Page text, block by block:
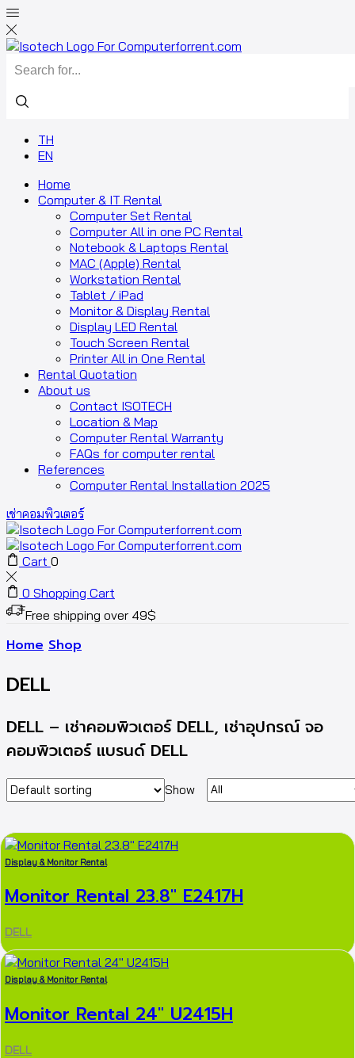
Search
TH
EN
Home
Computer & IT Rental
Computer Set Rental
Computer All in one PC Rental
Notebook & Laptops Rental
MAC (Apple) Rental
Workstation Rental
Tablet / iPad
Monitor & Display Rental
Display LED Rental
Touch Screen Rental
Printer All in One Rental
Rental Quotation
About us
Contact ISOTECH
Location & Map
Computer Rental Warranty
FAQs for computer rental
References
Computer Rental Installation 2025
เช่าคอมพิวเตอร์
Cart 0
0 Shopping Cart
Free shipping over 49$
Home Shop
DELL
DELL – เช่าคอมพิวเตอร์ DELL, เช่าอุปกรณ์ จอ
คอมพิวเตอร์ แบรนด์ DELL
Show
Products
per
Display & Monitor Rental
Monitor Rental 23.8″ E2417H
DELL
Display & Monitor Rental
Monitor Rental 24″ U2415H
DELL